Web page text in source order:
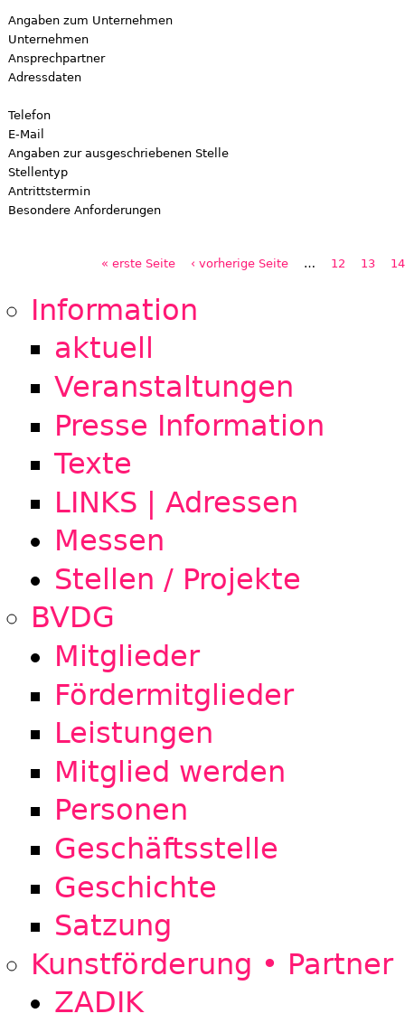
Angaben zum Unternehmen
Unternehmen
Ansprechpartner
Adressdaten
Telefon
E-Mail
Angaben zur ausgeschriebenen Stelle
Stellentyp
Antrittstermin
Besondere Anforderungen
« erste Seite ‹ vorherige Seite … 12 13 14
Information
aktuell
Veranstaltungen
Presse Information
Texte
LINKS | Adressen
Messen
Stellen / Projekte
BVDG
Mitglieder
Fördermitglieder
Leistungen
Mitglied werden
Personen
Geschäftsstelle
Geschichte
Satzung
Kunstförderung • Partner
ZADIK